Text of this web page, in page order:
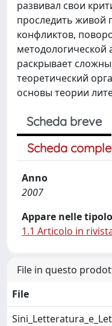
развивал свои
проследить живой
конфликтов,
методологической
раскрывает
теоретический
основы теории
Scheda breve
Scheda
Anno
2007
Appare nelle
1.1 Articolo in
File in questo
File